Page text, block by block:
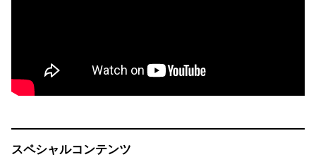
スペシャルコンテンツ